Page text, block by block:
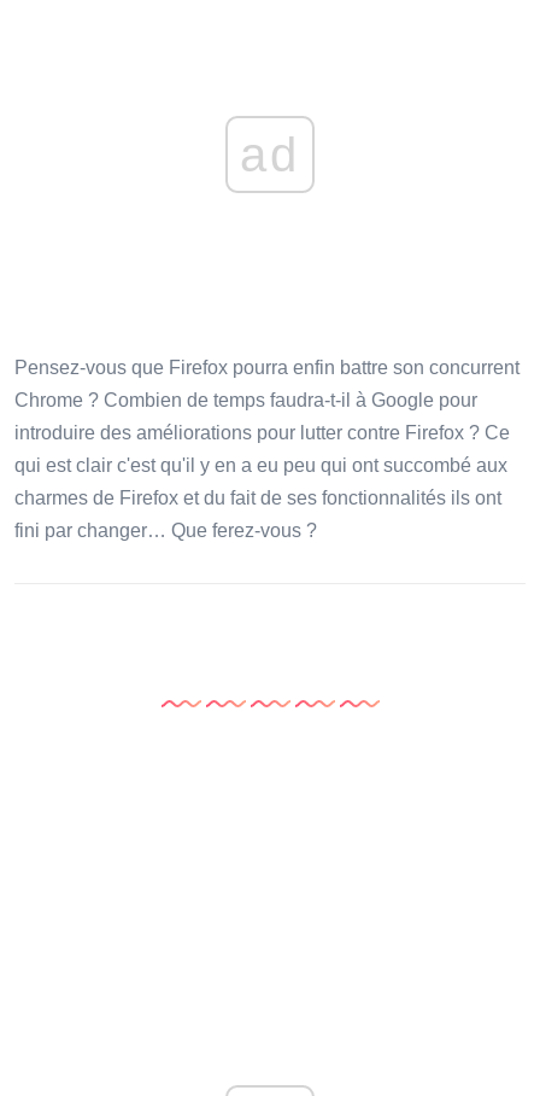
ad
Pensez-vous que Firefox pourra enfin battre son concurrent
Chrome ? Combien de temps faudra-t-il à Google pour
introduire des améliorations pour lutter contre Firefox ? Ce
qui est clair c'est qu'il y en a eu peu qui ont succombé aux
charmes de Firefox et du fait de ses fonctionnalités ils ont
fini par changer… Que ferez-vous ?